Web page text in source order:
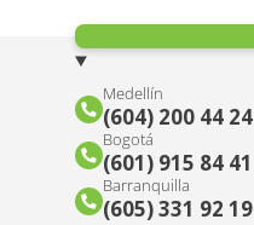
Medellín
(604) 200 44 24
Bogotá
(601) 915 84 41
Barranquilla
(605) 331 92 19